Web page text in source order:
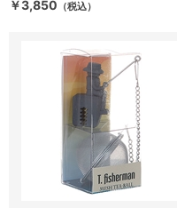
￥3,850 （税込）